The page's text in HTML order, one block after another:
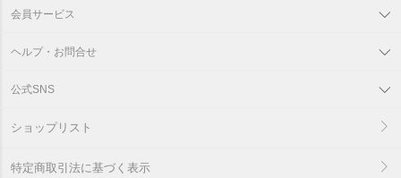
会員サービス
ヘルプ・お問合せ
公式SNS
ショップリスト
特定商取引法に基づく表示